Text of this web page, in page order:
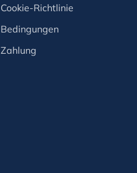
Cookie-Richtlinie
Bedingungen
Zahlung